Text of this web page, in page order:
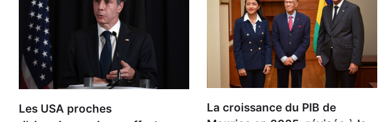
Les USA proches
La croissance du PIB de